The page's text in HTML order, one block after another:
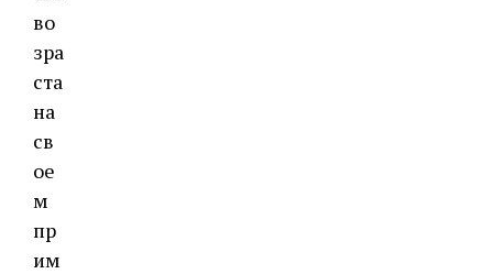
во
зра
ста
на
св
ое
м
пр
им